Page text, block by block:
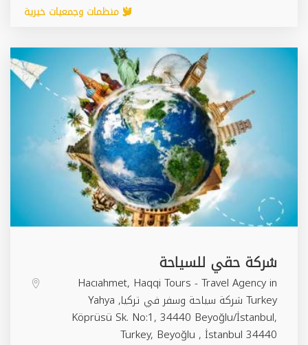
منظمات وجمعيات خيرية
شركة حقي للسياحة
Hacıahmet, Haqqi Tours - Travel Agency in
Turkey شركة سياحة وسفر في تركيا, Yahya
Köprüsü Sk. No:1, 34440 Beyoğlu/İstanbul,
Turkey, Beyoğlu , İstanbul 34440